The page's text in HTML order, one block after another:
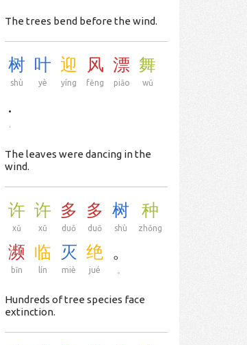
The trees bend before the wind.
树
shù
叶
yè
迎
yíng
风
fēng
漂
piāo
舞
wǔ
.
.
The leaves were dancing in the
wind.
许
xǔ
许
xǔ
多
duō
多
duō
树
shù
种
zhǒng
濒
bīn
临
lín
灭
miè
绝
jué
。
Hundreds of tree species face
extinction.